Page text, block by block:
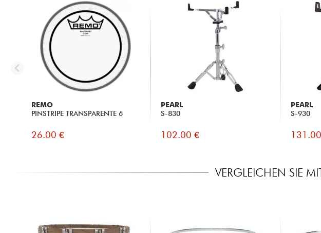
REMO
PINSTRIPE TRANSPARENTE 6
26.00 €
PEARL
S-830
102.00 €
PEARL
S-930
VERGLEICHEN SIE